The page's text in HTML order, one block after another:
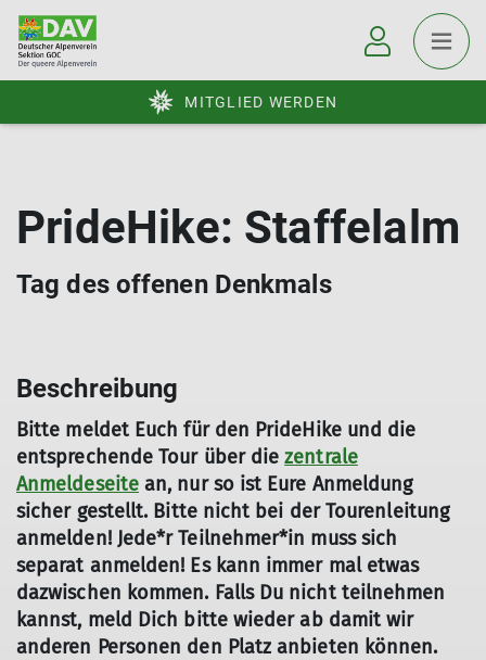
MITGLIED WERDEN
PrideHike: Staffelalm
Tag des offenen Denkmals
Beschreibung
Bitte meldet Euch für den PrideHike und die
entsprechende Tour über diezentrale
Anmeldeseitean, nur so ist Eure Anmeldung
sicher gestellt. Bitte nicht bei der Tourenleitung
anmelden! Jede*r Teilnehmer*in muss sich
separat anmelden! Es kann immer mal etwas
dazwischen kommen. Falls Du nicht teilnehmen
kannst, meld Dich bitte wieder ab damit wir
anderen Personen den Platz anbieten können.